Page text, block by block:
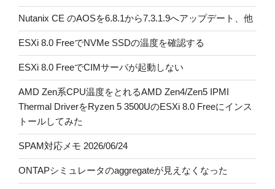
Nutanix CE のAOSを6.8.1から7.3.1.9へアップデート、他
ESXi 8.0 FreeでNVMe SSDの温度を確認する
ESXi 8.0 FreeでCIMサーバが起動しない
AMD Zen系CPU温度をとれるAMD Zen4/Zen5 IPMI
Thermal DriverをRyzen 5 3500UのESXi 8.0 Freeにインス
トールしてみた
SPAM対応メモ 2026/06/24
ONTAPシミュレータのaggregateが見えなくなった